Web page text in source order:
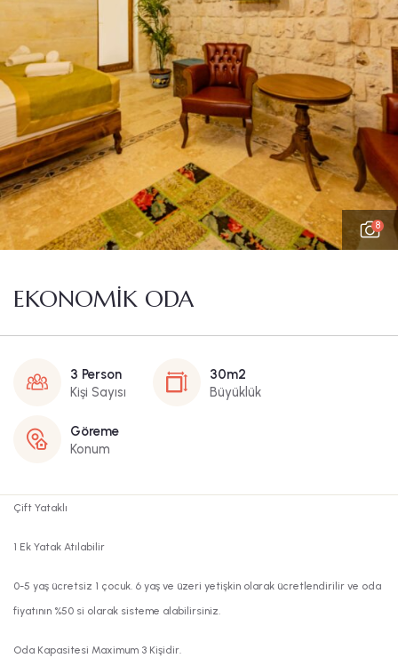
8
EKONOMİK ODA
3 Person
Kişi Sayısı
30m2
Büyüklük
Göreme
Konum
Çift Yataklı
1 Ek Yatak Atılabilir
0-5 yaş ücretsiz 1 çocuk. 6 yaş ve üzeri yetişkin olarak ücretlendirilir ve oda
fiyatının %50 si olarak sisteme alabilirsiniz.
Oda Kapasitesi Maximum 3 Kişidir.